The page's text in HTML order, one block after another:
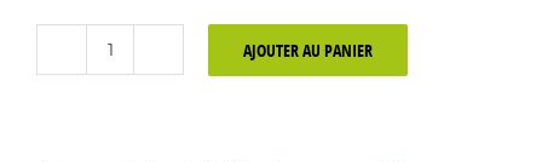
quantité
AJOUTER AU PANIER